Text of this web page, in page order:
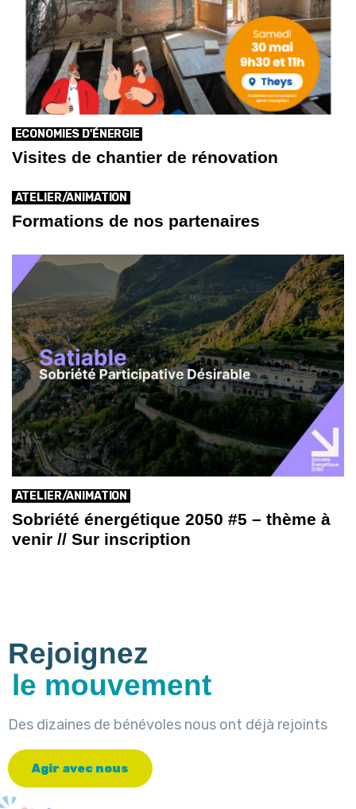
ECONOMIES D'ÉNERGIE
Visites de chantier de rénovation
ATELIER/ANIMATION
Formations de nos partenaires
ATELIER/ANIMATION
Sobriété énergétique 2050 #5 – thème à
venir // Sur inscription
Rejoignez
le mouvement
Des dizaines de bénévoles nous ont déjà rejoints
Agir avec nous